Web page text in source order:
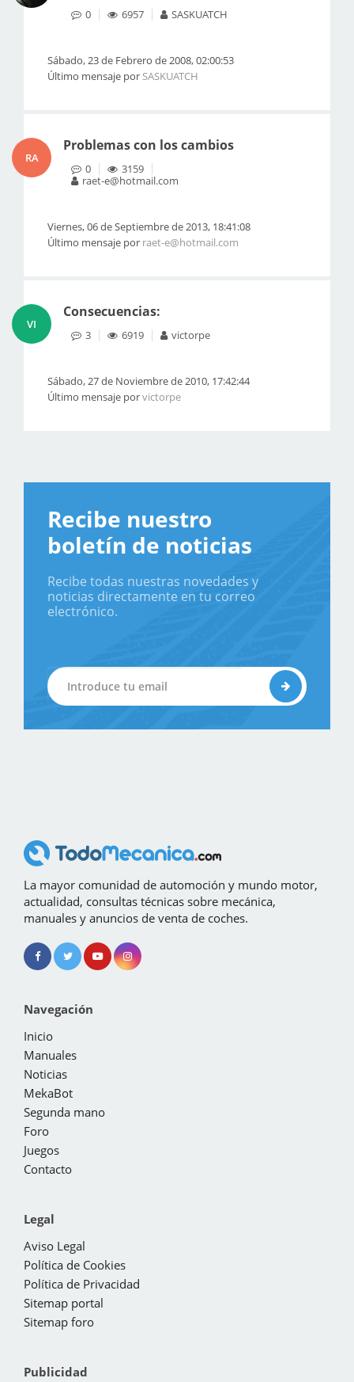
0 6957 SASKUATCH
Sábado, 23 de Febrero de 2008, 02:00:53
Último mensaje por SASKUATCH
RA
Problemas con los cambios
0
3159
raet-e@hotmail.com
Viernes, 06 de Septiembre de 2013, 18:41:08
Último mensaje por raet-e@hotmail.com
VI
Consecuencias:
3 6919 victorpe
Sábado, 27 de Noviembre de 2010, 17:42:44
Último mensaje porvictorpe
Recibe nuestro
boletín de noticias
Recibe todas nuestras novedades y
noticias directamente en tu correo
electrónico.
La mayor comunidad de automoción y mundo motor,
actualidad, consultas técnicas sobre mecánica,
manuales y anuncios de venta de coches.
Navegación
Inicio
Manuales
Noticias
MekaBot
Segunda mano
Foro
Juegos
Contacto
Legal
Aviso Legal
Política de Cookies
Política de Privacidad
Sitemap portal
Sitemap foro
Publicidad